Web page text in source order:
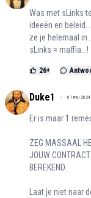
Was met sLinks
ideeën en
ze je helemaal
sLinks = maffia...!
26+
Duke1 01 mei
Er is maar 1
ZEG MASSAAL
JOUW
BEREKEND.
Laat je niet naar